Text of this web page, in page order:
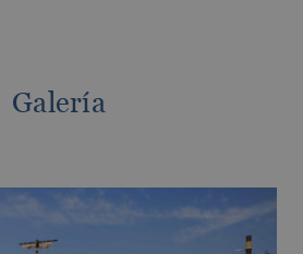
Galería